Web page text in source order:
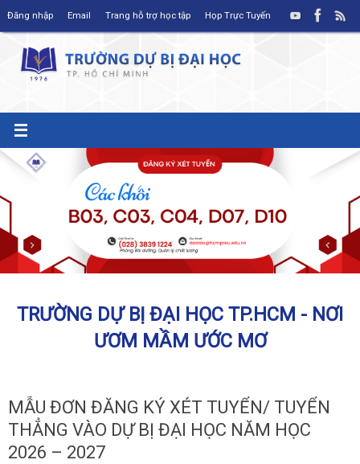
Đăng nhập Email Trang hỗ trợ học tập Họp Trực Tuyến
TRƯỜNG DỰ BỊ ĐẠI HỌC TP.HCM - NƠI
ƯƠM MẦM ƯỚC MƠ
MẪU ĐƠN ĐĂNG KÝ XÉT TUYỂN/ TUYỂN
THẲNG VÀO DỰ BỊ ĐẠI HỌC NĂM HỌC
2026 – 2027